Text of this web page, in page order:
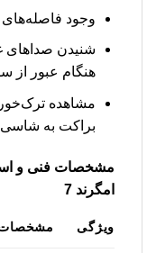
وجود فاصله‌های
شنیدن صداهای
هنگام عبور از
مشاهده
براکت به شاسی
مشخصات فنی و
امگرند 7
ویژگی